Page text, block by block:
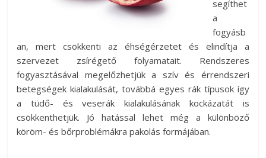
segíthet
a
fogyásb
an, mert csökkenti az éhségérzetet és elindítja a
szervezet zsírégető folyamatait. Rendszeres
fogyasztásával megelőzhetjük a szív és érrendszeri
betegségek kialakulását, továbbá egyes rák típusok így
a tüdő- és veserák kialakulásának kockázatát is
csökkenthetjük. Jó hatással lehet még a különböző
köröm- és bőrproblémákra pakolás formájában.